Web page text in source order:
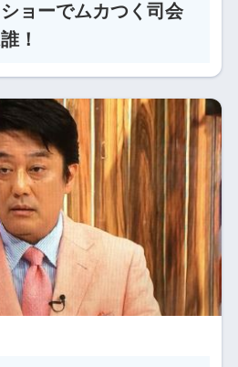
ョーでムカつく司会
！